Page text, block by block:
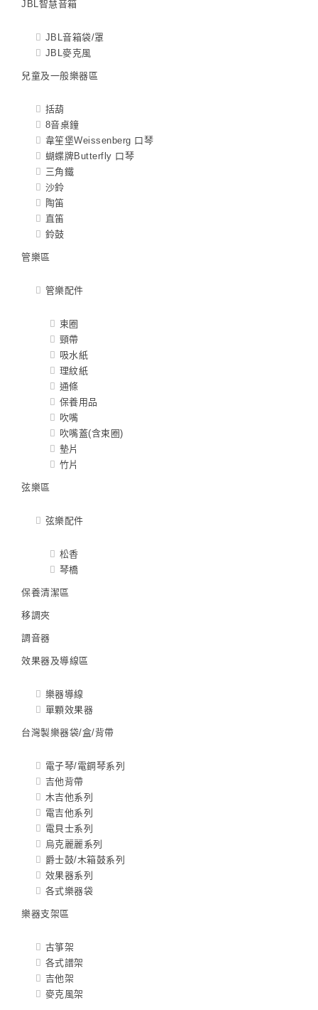
JBL智慧音箱
JBL音箱袋/罩
JBL麥克風
兒童及一般樂器區
括葫
8音桌鐘
韋笙堡Weissenberg 口琴
蝴蝶牌Butterfly 口琴
三角鐵
沙鈴
陶笛
直笛
鈴鼓
管樂區
管樂配件
束圈
頸帶
吸水紙
理紋紙
通條
保養用品
吹嘴
吹嘴蓋(含束圈)
墊片
竹片
弦樂區
弦樂配件
松香
琴橋
保養清潔區
移調夾
調音器
效果器及導線區
樂器導線
單顆效果器
台灣製樂器袋/盒/背帶
電子琴/電鋼琴系列
吉他背帶
木吉他系列
電吉他系列
電貝士系列
烏克麗麗系列
爵士鼓/木箱鼓系列
效果器系列
各式樂器袋
樂器支架區
古箏架
各式譜架
吉他架
麥克風架